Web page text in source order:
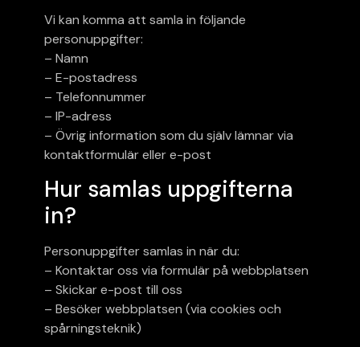
Vi kan komma att samla in följande
personuppgifter:
– Namn
– E-postadress
– Telefonnummer
– IP-adress
– Övrig information som du själv lämnar via
kontaktformulär eller e-post
Hur samlas uppgifterna
in?
Personuppgifter samlas in när du:
– Kontaktar oss via formulär på webbplatsen
– Skickar e-post till oss
– Besöker webbplatsen (via cookies och
spårningsteknik)